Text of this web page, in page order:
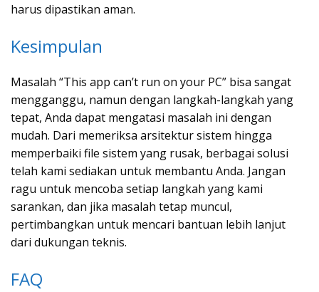
harus dipastikan aman.
Kesimpulan
Masalah “This app can’t run on your PC” bisa sangat
mengganggu, namun dengan langkah-langkah yang
tepat, Anda dapat mengatasi masalah ini dengan
mudah. Dari memeriksa arsitektur sistem hingga
memperbaiki file sistem yang rusak, berbagai solusi
telah kami sediakan untuk membantu Anda. Jangan
ragu untuk mencoba setiap langkah yang kami
sarankan, dan jika masalah tetap muncul,
pertimbangkan untuk mencari bantuan lebih lanjut
dari dukungan teknis.
FAQ